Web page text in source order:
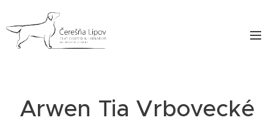
Arwen Tia Vrbovecké